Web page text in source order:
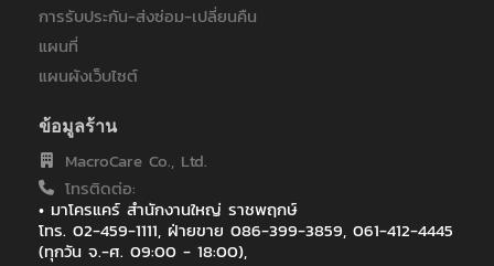
การรับประกัน-ส่งซ่อม-เปลี่ยนคืน
แผนที่
แผนผังเว็บไซต์
ข้อมูลร้าน
MacroCare Co., Ltd.
โทรติดต่อ:
• มาโครแคร์ สำนักงานใหญ่ ราชพฤกษ์
โทร. 02-459-1111, ฝ่ายขาย 086-399-3859, 061-412-4445
(ทุกวัน จ.-ศ. 09:00 - 18:00),